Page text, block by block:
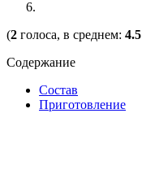
(2 голоса, в среднем: 4.5
Содержание
Состав
Приготовление